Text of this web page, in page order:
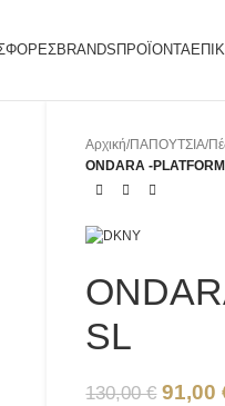
BRANDSΠΡΟΪΌΝΤΑ
Αρχική/ΠΑΠΟΥΤΣΙΑ/
ONDARA -
SL
130,00€ 91,00